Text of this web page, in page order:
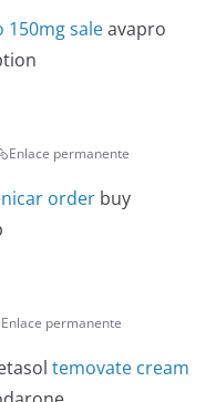
150mg saleavapro
Enlace permanente
order buy
Enlace permanente
temovate cream